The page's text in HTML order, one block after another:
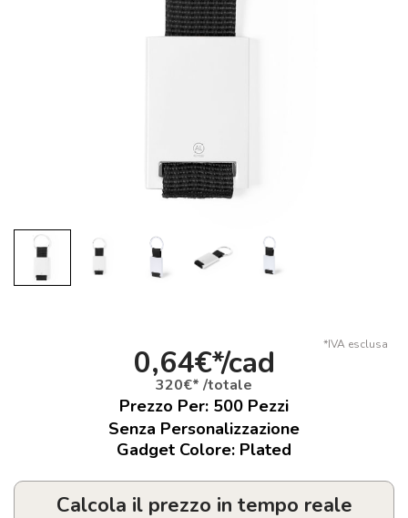
*IVA esclusa
0,64€*/cad
320€* /totale
Prezzo Per: 500 Pezzi
Senza Personalizzazione
Gadget Colore: Plated
Calcola il prezzo in tempo reale